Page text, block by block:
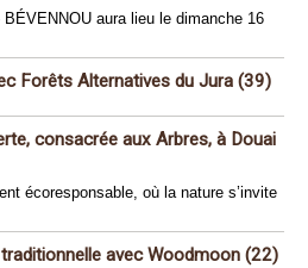
BÉVENNOU aura lieu le dimanche 16
Forêts Alternatives du Jura (39)
consacrée aux Arbres, à Douai
écoresponsable, où la nature s’invite
avec Woodmoon (22)